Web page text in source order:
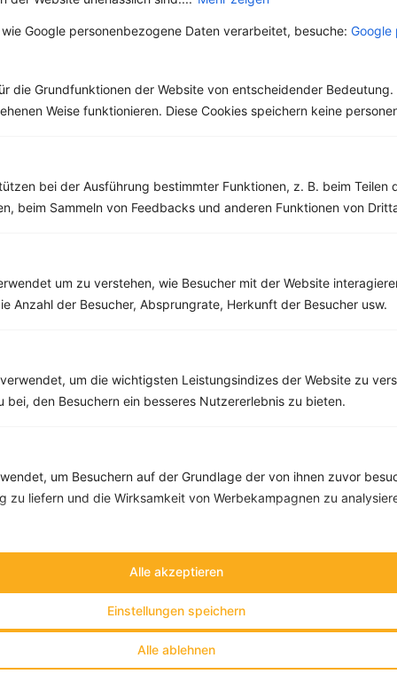
Google personenbezogene Daten verarbeitet, besuche: Google
die Grundfunktionen der Website von entscheidender Bedeutung.
Weise funktionieren. Diese Cookies speichern keine
bei der Ausführung bestimmter Funktionen, z. B. beim Teilen
beim Sammeln von Feedbacks und anderen Funktionen von
um zu verstehen, wie Besucher mit der Website
Anzahl der Besucher, Absprungrate, Herkunft der Besucher usw.
um die wichtigsten Leistungsindizes der Website zu
bei, den Besuchern ein besseres Nutzererlebnis zu bieten.
um Besuchern auf der Grundlage der von ihnen zuvor
zu liefern und die Wirksamkeit von Werbekampagnen zu
Alle ablehnen
Einstellungen speichern
Alle akzeptieren
Rezepte mit 400 bis 500 kcal
Rezepte
‹ ›
Fett:13 g
10 %Gutschein für unseren Shop
Tipps & Tricks Aktionen & Rabatte
Rezept-Empfehlungen